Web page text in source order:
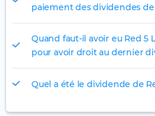
paiement des dividendes de
Quand faut-il avoir eu Red 5
pour avoir droit au dernier
Quel a été le dividende de